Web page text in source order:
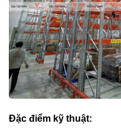
Đặc điểm kỹ thuật: